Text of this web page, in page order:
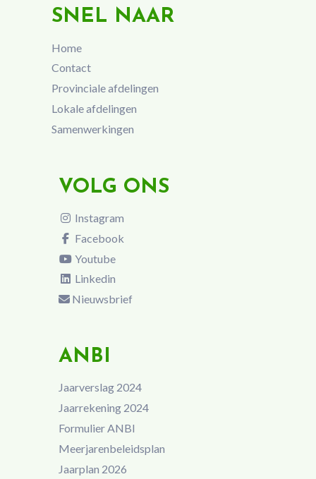
SNEL NAAR
Home
Contact
Provinciale afdelingen
Lokale afdelingen
Samenwerkingen
VOLG ONS
Instagram
Facebook
Youtube
Linkedin
Nieuwsbrief
ANBI
Jaarverslag 2024
Jaarrekening 2024
Formulier ANBI
Meerjarenbeleidsplan
Jaarplan 2026